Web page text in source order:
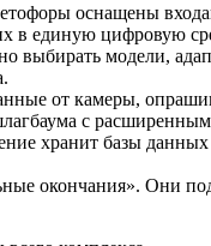
оснащены
единую цифровую
выбирать модели,
от камеры,
с
хранит базы
окончания». Они